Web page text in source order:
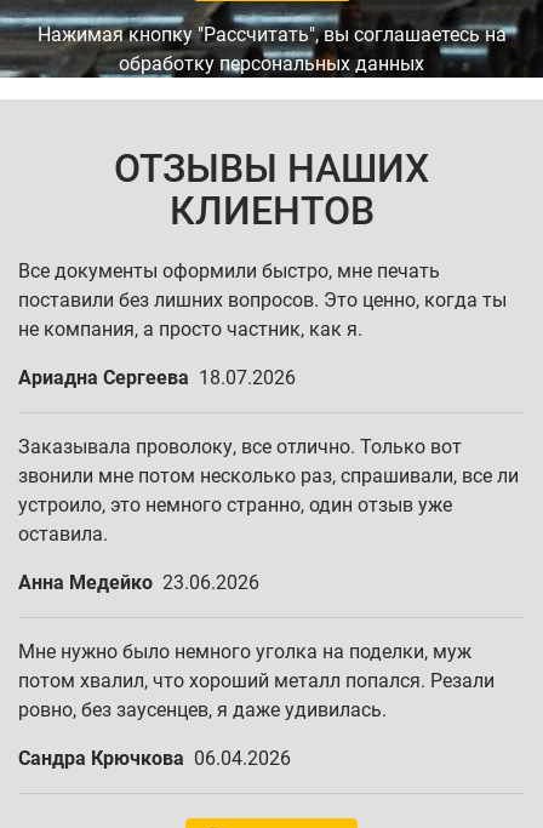
Нажимая кнопку "Рассчитать", вы соглашаетесь на
обработку персональных данных
ОТЗЫВЫ НАШИХ
КЛИЕНТОВ
Все документы оформили быстро, мне печать
поставили без лишних вопросов. Это ценно, когда ты
не компания, а просто частник, как я.
Ариадна Сергеева 18.07.2026
Заказывала проволоку, все отлично. Только вот
звонили мне потом несколько раз, спрашивали, все ли
устроило, это немного странно, один отзыв уже
оставила.
Анна Медейко 23.06.2026
Мне нужно было немного уголка на поделки, муж
потом хвалил, что хороший металл попался. Резали
ровно, без заусенцев, я даже удивилась.
Сандра Крючкова 06.04.2026